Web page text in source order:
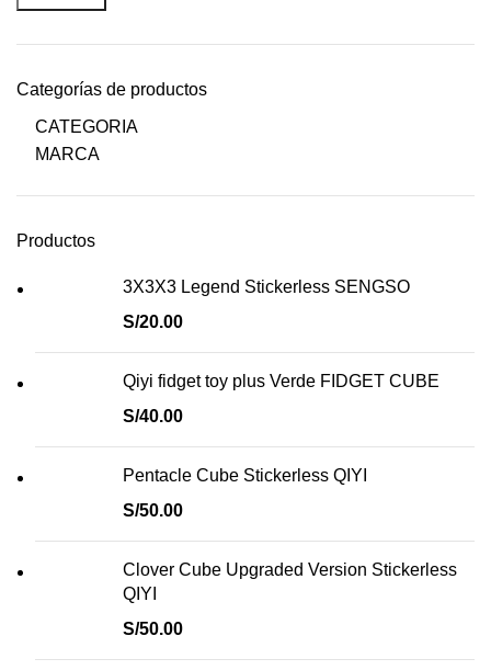
Categorías de productos
CATEGORIA
MARCA
Productos
3X3X3 Legend Stickerless SENGSO
S/20.00
Qiyi fidget toy plus Verde FIDGET CUBE
S/40.00
Pentacle Cube Stickerless QIYI
S/50.00
Clover Cube Upgraded Version Stickerless
QIYI
S/50.00